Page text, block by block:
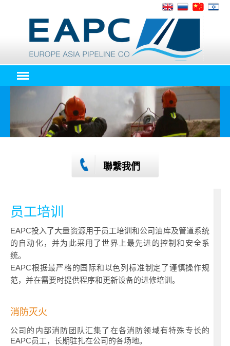
聯繫我們
员工培训
EAPC投入了大量资源用于员工培训和公司油库及管道系统
的自动化，并为此采用了世界上最先进的控制和安全系
统。
EAPC根据最严格的国际和以色列标准制定了谨慎操作规
范，并在需要时提供程序和更新设备的进修培训。
消防灭火
公司的内部消防团队汇集了在各消防领域有特殊专长的
EAPC员工，长期驻扎在公司的各场地。